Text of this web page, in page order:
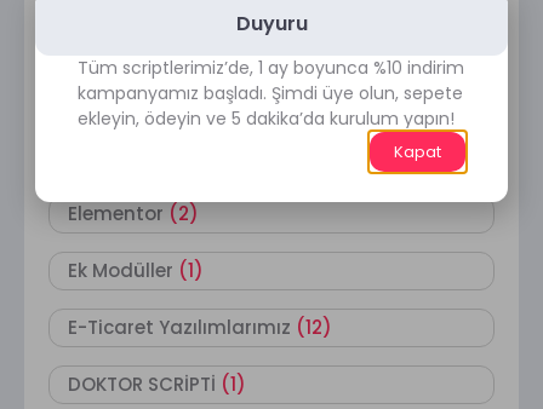
EPİN SCRİPTİ(1)
Elementor (2)
Ek Modüller (1)
E-Ticaret Yazılımlarımız (12)
DOKTOR SCRİPTİ (1)
Duyuru
Tüm scriptlerimiz’de, 1 ay boyunca %10 indirim
kampanyamız başladı. Şimdi üye olun, sepete
ekleyin, ödeyin ve 5 dakika’da kurulum yapın!
Kapat